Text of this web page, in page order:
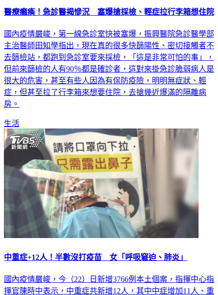
醫療癱瘓！急診醫揭慘況 塞爆搶採檢、輕症拉行李箱想住院
國內疫情嚴峻，第一線急診室快被塞爆，振興醫院急診醫學部
主治醫師田知學指出，現在真的很多快篩陽性、密切接觸者不
去篩檢站，都跑到急診室要來採檢，「這是非常可怕的事」，
但前來篩檢的人有90％都是確診者，這對來掛急診脆弱病人是
很大的危害，甚至有些人因為有保防疫險，明明無症狀、輕
症，但甚至拉了行李箱來想要住院，去搶幾近爆滿的隔離病
房。
生活
中重症+12人！半數沒打疫苗 女「呼吸窘迫、肺炎」
國內疫情嚴峻，今（22）日新增3766例本土個案，指揮中心指
揮官陳時中表示，中重症共新增12人，其中中症增加11人、重